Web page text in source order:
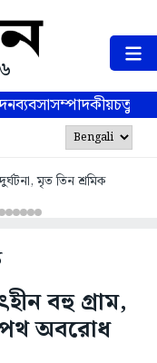
ব্যবসাসম্পাদকীয়
মৃত তিন শ্রমিক
বহু গ্রাম,
অবরোধ